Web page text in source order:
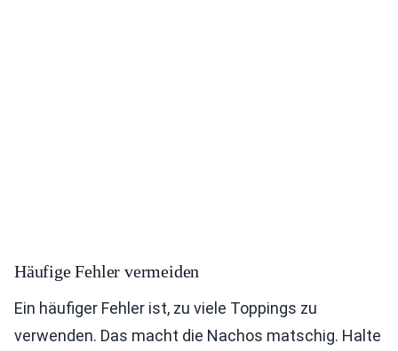
Häufige Fehler vermeiden
Ein häufiger Fehler ist, zu viele Toppings zu
verwenden. Das macht die Nachos matschig. Halte